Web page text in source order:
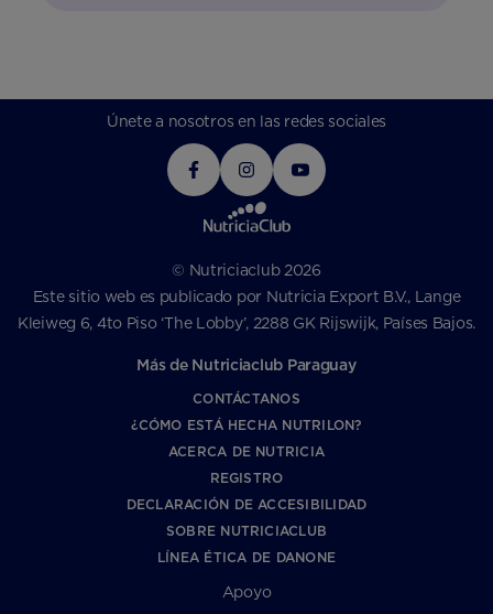
Únete a nosotros en las redes sociales
© Nutriciaclub 2026
Este sitio web es publicado por Nutricia Export B.V., Lange
Kleiweg 6, 4to Piso ‘The Lobby’, 2288 GK Rijswijk, Países Bajos.
Más de Nutriciaclub Paraguay
CONTÁCTANOS
¿CÓMO ESTÁ HECHA NUTRILON?
ACERCA DE NUTRICIA
REGISTRO
DECLARACIÓN DE ACCESIBILIDAD
SOBRE NUTRICIACLUB
LÍNEA ÉTICA DE DANONE
Apoyo